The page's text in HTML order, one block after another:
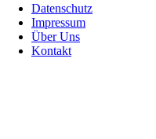
Datenschutz
Impressum
Über Uns
Kontakt